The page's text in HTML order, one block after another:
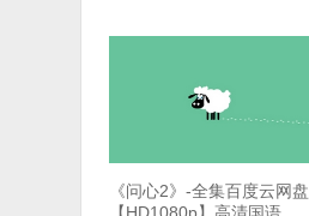
《问心2》-全集百度云网盘